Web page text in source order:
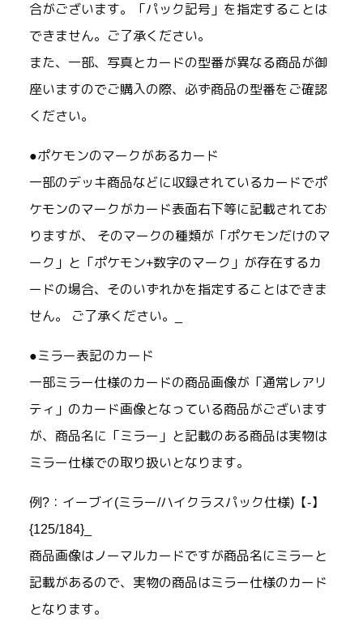
合がございます。「パック記号」を指定することは
できません。ご了承ください。
また、一部、写真とカードの型番が異なる商品が御
座いますのでご購入の際、必ず商品の型番をご確認
ください。
●ポケモンのマークがあるカード
一部のデッキ商品などに収録されているカードでポ
ケモンのマークがカード表面右下等に記載されてお
りますが、 そのマークの種類が「ポケモンだけのマ
ーク」と「ポケモン+数字のマーク」が存在するカ
ードの場合、そのいずれかを指定することはできま
せん。 ご了承ください。_
●ミラー表記のカード
一部ミラー仕様のカードの商品画像が「通常レアリ
ティ」のカード画像となっている商品がございます
が、商品名に「ミラー」と記載のある商品は実物は
ミラー仕様での取り扱いとなります。
例?：イーブイ(ミラー/ハイクラスパック仕様)【-】
{125/184}_
商品画像はノーマルカードですが商品名にミラーと
記載があるので、実物の商品はミラー仕様のカード
となります。